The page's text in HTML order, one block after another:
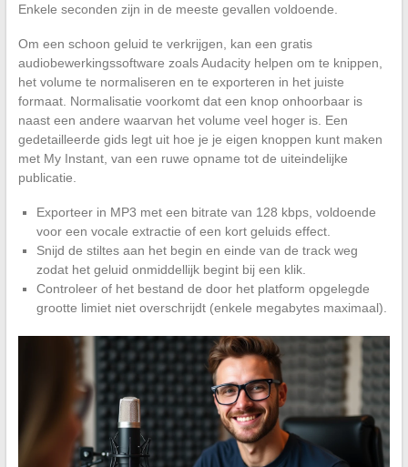
Enkele seconden zijn in de meeste gevallen voldoende.
Om een schoon geluid te verkrijgen, kan een gratis
audiobewerkingssoftware zoals Audacity helpen om te knippen,
het volume te normaliseren en te exporteren in het juiste
formaat. Normalisatie voorkomt dat een knop onhoorbaar is
naast een andere waarvan het volume veel hoger is. Een
gedetailleerde gids legt uit hoe je je eigen knoppen kunt maken
met My Instant, van een ruwe opname tot de uiteindelijke
publicatie.
Exporteer in MP3 met een bitrate van 128 kbps, voldoende
voor een vocale extractie of een kort geluids effect.
Snijd de stiltes aan het begin en einde van de track weg
zodat het geluid onmiddellijk begint bij een klik.
Controleer of het bestand de door het platform opgelegde
grootte limiet niet overschrijdt (enkele megabytes maximaal).